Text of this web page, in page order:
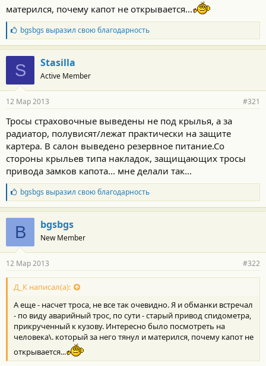
матерился, почему капот не открывается...
Б
л
а
г
о
д
а
н
с
т
и
bgsbgs выразил свою благодарность
S Stasilla
Active Member
12 Мар 2013 #321
Тросы страховочные выведены не под крылья, а за
радиатор, полувисят/лежат практически на защите
картера. В салон выведено резервное питание.Со
стороны крыльев типа накладок, защищающих тросы
привода замков капота... мне делали так...
Б
л
а
г
о
д
а
н
о
и
:
bgsbgs выразил свою благодарность
B bgsbgs
New Member
12 Мар 2013 #322
Д_К написал(а):
А еще - насчет троса, не все так очевидно. Я и обманки встречал
- по виду аварийный трос, по сути - старый привод спидометра,
прикрученный к кузову. Интересно было посмотреть на
человека\. который за него тянул и матерился, почему капот не
открывается...